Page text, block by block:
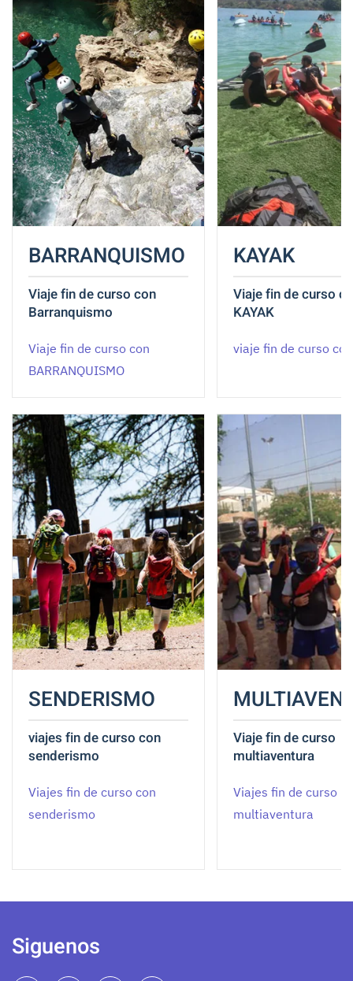
BARRANQUISMO
Viaje fin de curso con
Barranquismo
Viaje fin de curso con
BARRANQUISMO
KAYAK
Viaje fin de curso
KAYAK
viaje fin de curso
SENDERISMO
viajes fin de curso con
senderismo
Viajes fin de curso con
senderismo
Viaje fin de curso
multiaventura
Viajes fin de curso
multiaventura
Siguenos